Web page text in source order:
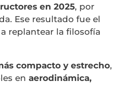
en 2025, por
Ese resultado fue el
replantear la filosofía
compacto y estrecho,
enaerodinámica,